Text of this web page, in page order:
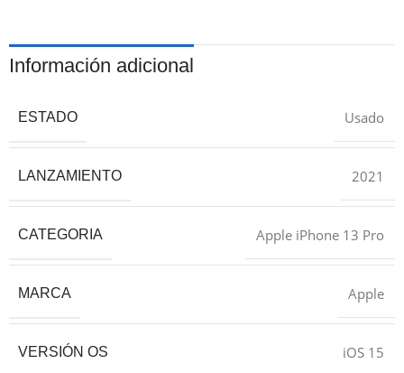
Información adicional
ESTADO Usado
LANZAMIENTO 2021
CATEGORIA Apple iPhone 13 Pro
MARCA Apple
VERSIÓN OS iOS 15